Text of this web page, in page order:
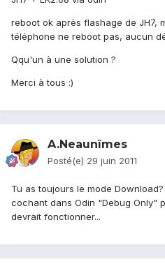
reboot ok après flashage de JH7,
téléphone ne reboot pas, aucun
Qqu'un à une solution ?
Merci à tous :)
A.Neaunîmes
Posté(e) 29 juin 2011
Tu as toujours le mode
cochant dans Odin "Debug Only"
devrait fonctionner...